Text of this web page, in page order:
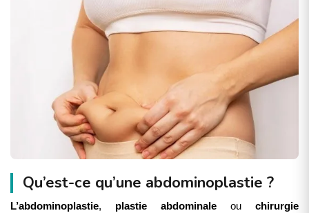
Qu’est-ce qu’une abdominoplastie ?
L’abdominoplastie, plastie abdominale ou chirurgie